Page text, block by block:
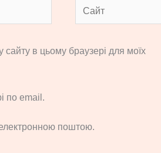
Сайт
в цьому браузері для моїх
по email.
поштою.